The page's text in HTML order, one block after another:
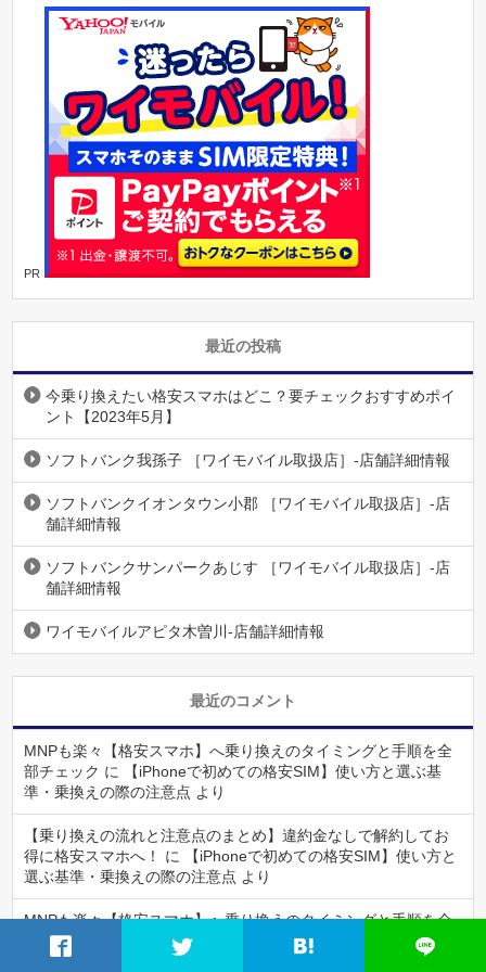
PR
最近の投稿
今乗り換えたい格安スマホはどこ？要チェックおすすめポイ
ント【2023年5月】
ソフトバンク我孫子 ［ワイモバイル取扱店］-店舗詳細情報
ソフトバンクイオンタウン小郡 ［ワイモバイル取扱店］-店
舗詳細情報
ソフトバンクサンパークあじす ［ワイモバイル取扱店］-店
舗詳細情報
ワイモバイルアピタ木曽川-店舗詳細情報
最近のコメント
MNPも楽々【格安スマホ】へ乗り換えのタイミングと手順を全
部チェック に
【iPhoneで初めての格安SIM】使い方と選ぶ基
準・乗換えの際の注意点 より
【乗り換えの流れと注意点のまとめ】違約金なしで解約してお
得に格安スマホへ！
に
【iPhoneで初めての格安SIM】使い方と
選ぶ基準・乗換えの際の注意点 より
MNPも楽々【格安スマホ】へ乗り換えのタイミングと手順を全
部チェック
【乗り換えの流れと注意点のまとめ】違約金なし
で解約してお得に格安スマホへ！